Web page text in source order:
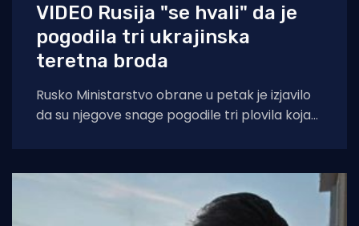
VIDEO Rusija "se hvali" da je
pogodila tri ukrajinska
teretna broda
Rusko Ministarstvo obrane u petak je izjavilo
da su njegove snage pogodile tri plovila koja